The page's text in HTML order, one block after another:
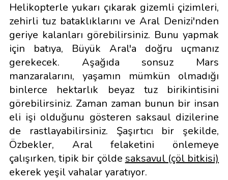
Helikopterle yukarı çıkarak gizemli çizimleri,
zehirli tuz bataklıklarını ve Aral Denizi'nden
geriye kalanları görebilirsiniz. Bunu yapmak
için batıya, Büyük Aral'a doğru uçmanız
gerekecek. Aşağıda sonsuz Mars
manzaralarını, yaşamın mümkün olmadığı
binlerce hektarlık beyaz tuz birikintisini
görebilirsiniz. Zaman zaman bunun bir insan
eli işi olduğunu gösteren saksaul dizilerine
de rastlayabilirsiniz. Şaşırtıcı bir şekilde,
Özbekler, Aral felaketini önlemeye
çalışırken, tipik bir çölde saksavul (çöl bitkisi)
ekerek yeşil vahalar yaratıyor.